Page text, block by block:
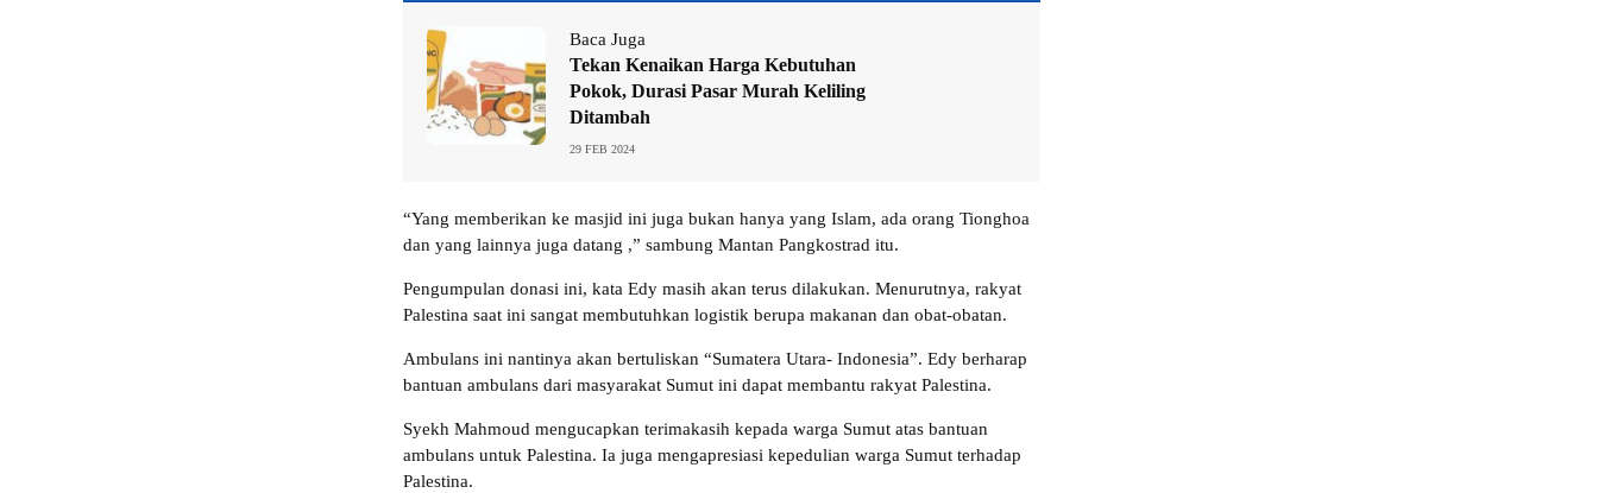
Baca Juga
Tekan Kenaikan Harga Kebutuhan
Pokok, Durasi Pasar Murah Keliling
Ditambah
29 FEB 2024
“Yang memberikan ke masjid ini juga bukan hanya yang Islam, ada orang Tionghoa
dan yang lainnya juga datang ,” sambung Mantan Pangkostrad itu.
Pengumpulan donasi ini, kata Edy masih akan terus dilakukan. Menurutnya, rakyat
Palestina saat ini sangat membutuhkan logistik berupa makanan dan obat-obatan.
Ambulans ini nantinya akan bertuliskan “Sumatera Utara- Indonesia”. Edy berharap
bantuan ambulans dari masyarakat Sumut ini dapat membantu rakyat Palestina.
Syekh Mahmoud mengucapkan terimakasih kepada warga Sumut atas bantuan
ambulans untuk Palestina. Ia juga mengapresiasi kepedulian warga Sumut terhadap
Palestina.